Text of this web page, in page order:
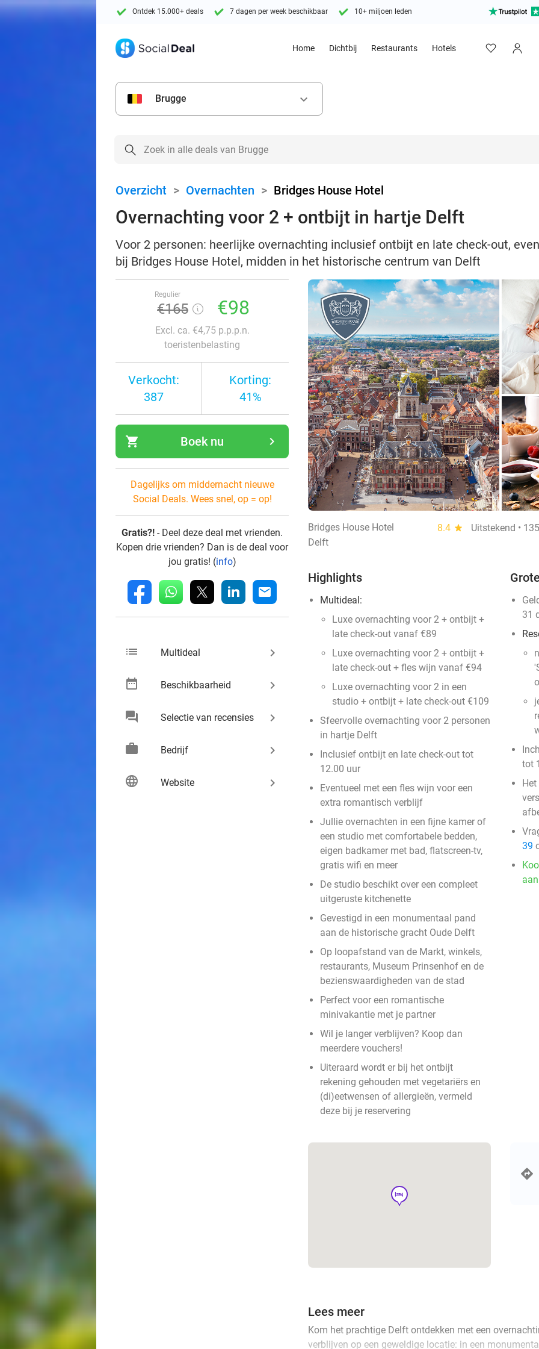
Ontdek 15.000+ deals 7 dagen per week beschikbaar 10+ miljoen leden
Home Dichtbij Restaurants Hotels
Brugge keyboard_arrow_down
Overzicht > Overnachten > Bridges House Hotel
Overnachting voor 2 + ontbijt in hartje Delft
Voor 2 personen: heerlijke overnachting inclusief ontbijt en late check-out,
bij Bridges House Hotel, midden in het historische centrum van Delft
Regulier
€165 €98
Excl. ca. €4,75 p.p.p.n.
toeristenbelasting
Verkocht:
387
Korting:
41%
shopping_cart navigate_next
Boek nu
Dagelijks om middernacht nieuwe
Social Deals. Wees snel, op = op!
Gratis?! - Deel deze deal met vrienden.
Kopen drie vrienden? Dan is de deal voor
jou gratis! (info)
fb whatsapp linkedin mail
list Multideal keyboard_arrow_right
date_range Beschikbaarheid keyboard_arrow_right
chat Selectie van recensies keyboard_arrow_right
work Bedrijf keyboard_arrow_right
language Website keyboard_arrow_right
Bridges House Hotel 8.4 star
Uitstekend •
Delft
Highlights
Multideal:
Luxe overnachting voor 2 + ontbijt +
late check-out vanaf €89
Luxe overnachting voor 2 + ontbijt +
late check-out + fles wijn vanaf €94
Luxe overnachting voor 2 in een
studio + ontbijt + late check-out €109
Sfeervolle overnachting voor 2 personen
in hartje Delft
Inclusief ontbijt en late check-out tot
12.00 uur
Eventueel met een fles wijn voor een
extra romantisch verblijf
Jullie overnachten in een fijne kamer of
een studio met comfortabele bedden,
eigen badkamer met bad, flatscreen-tv,
gratis wifi en meer
De studio beschikt over een compleet
uitgeruste kitchenette
Gevestigd in een monumentaal pand
aan de historische gracht Oude Delft
Op loopafstand van de Markt, winkels,
restaurants, Museum Prinsenhof en de
bezienswaardigheden van de stad
Perfect voor een romantische
minivakantie met je partner
Wil je langer verblijven? Koop dan
meerdere vouchers!
Uiteraard wordt er bij het ontbijt
rekening gehouden met vegetariërs en
(di)eetwensen of allergieën, vermeld
deze bij je reservering
31
tot
39
hotel
Lees meer
Kom het prachtige Delft ontdekken met een
verblijven op een geweldige locatie: in een